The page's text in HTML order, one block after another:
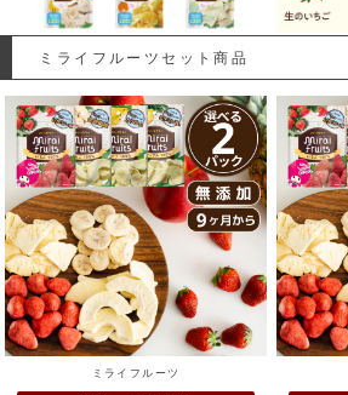
ミライフルーツセット商品
ミライフルーツ